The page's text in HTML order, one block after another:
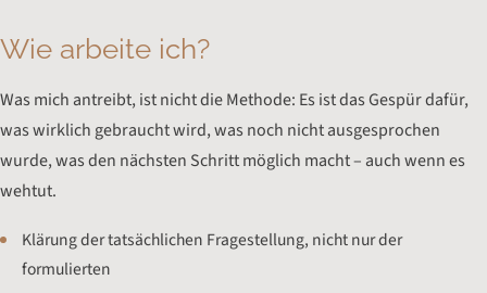
Wie arbeite ich?
Was mich antreibt, ist nicht die Methode: Es ist das Gespür dafür,
was wirklich gebraucht wird, was noch nicht ausgesprochen
wurde, was den nächsten Schritt möglich macht – auch wenn es
wehtut.
Klärung der tatsächlichen Fragestellung, nicht nur der
formulierten